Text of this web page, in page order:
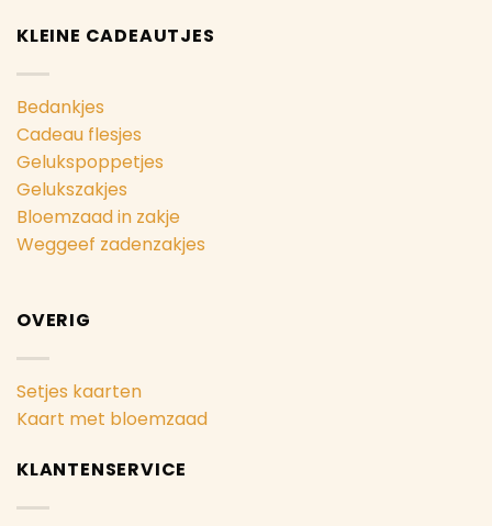
KLEINE CADEAUTJES
Bedankjes
Cadeau flesjes
Gelukspoppetjes
Gelukszakjes
Bloemzaad in zakje
Weggeef zadenzakjes
OVERIG
Setjes kaarten
Kaart met bloemzaad
KLANTENSERVICE